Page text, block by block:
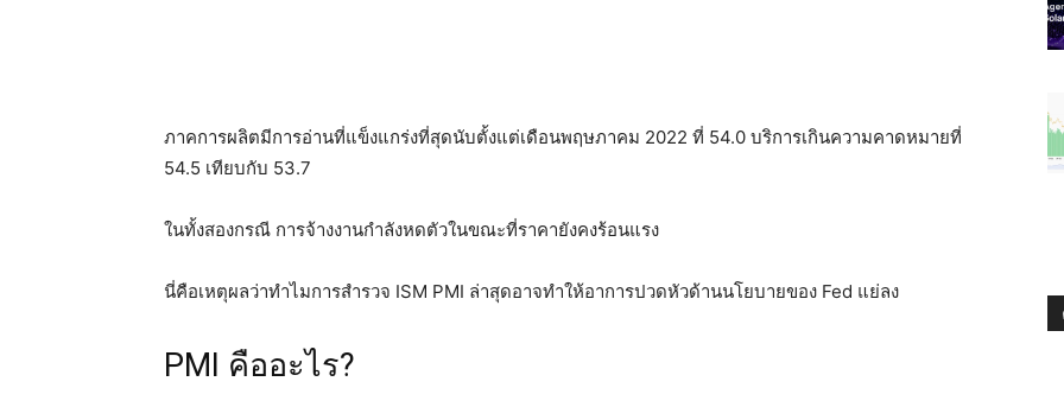
ภาคการผลิตมีการอ่านที่แข็งแกร่งที่สุดนับตั้งแต่เดือนพฤษภาคม 2022 ที่ 54.0 บริการเกินความคาดหมายที่
54.5 เทียบกับ 53.7
ในทั้งสองกรณี การจ้างงานกำลังหดตัวในขณะที่ราคายังคงร้อนแรง
นี่คือเหตุผลว่าทำไมการสำรวจ ISM PMI ล่าสุดอาจทำให้อาการปวดหัวด้านนโยบายของ Fed แย่ลง
PMI คืออะไร?